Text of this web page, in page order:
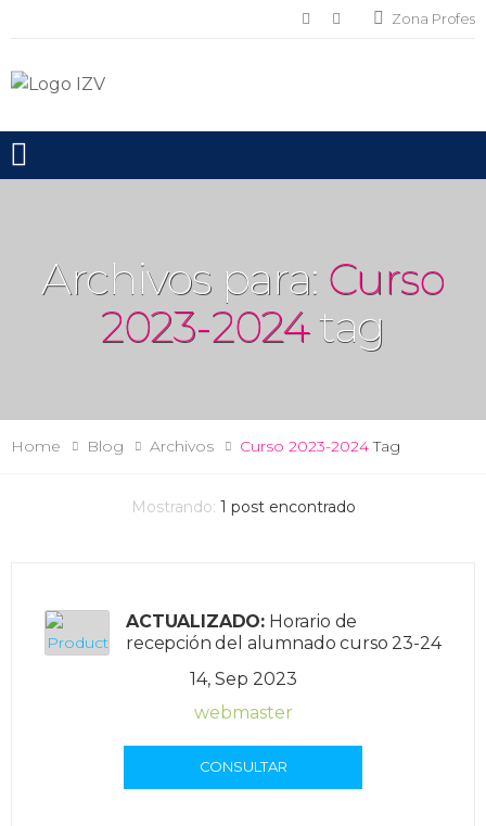
Zona Profes
Toggle mobile menu
Archivos para: Curso
2023-2024tag
Home Blog Archivos Curso 2023-2024Tag
Mostrando: 1 post encontrado
ACTUALIZADO: Horario de
recepción del alumnado curso 23-24
14, Sep 2023
webmaster
CONSULTAR